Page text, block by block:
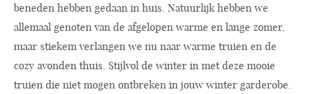
beneden hebben gedaan in huis. Natuurlijk hebben we
allemaal genoten van de afgelopen warme en lange zomer,
maar stiekem verlangen we nu naar warme truien en de
cozy avonden thuis. Stijlvol de winter in met deze mooie
truien die niet mogen ontbreken in jouw winter garderobe.